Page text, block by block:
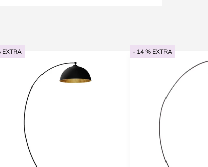
- 14 % EXTRA